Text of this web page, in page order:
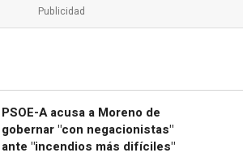
PSOE-A acusa a Moreno de
gobernar "con negacionistas"
ante "incendios más difíciles"